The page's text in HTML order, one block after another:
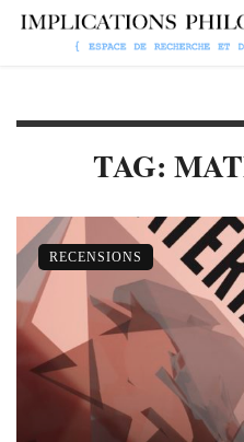
TAG:
RECENSIONS